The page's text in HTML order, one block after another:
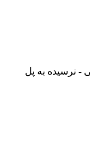
- نرسیده به پل